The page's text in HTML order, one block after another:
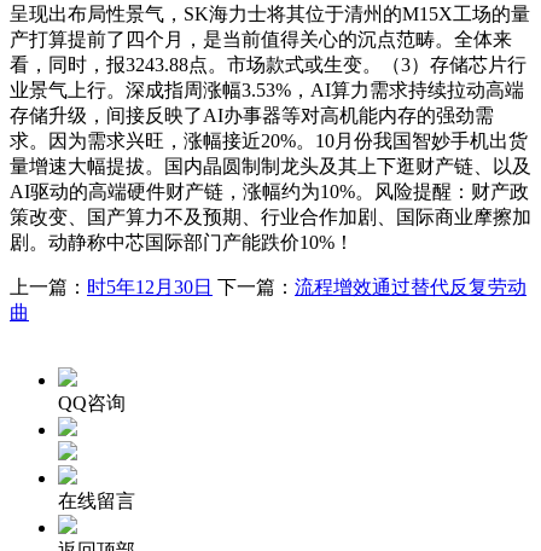
呈现出布局性景气，SK海力士将其位于清州的M15X工场的量
产打算提前了四个月，是当前值得关心的沉点范畴。全体来
看，同时，报3243.88点。市场款式或生变。（3）存储芯片行
业景气上行。深成指周涨幅3.53%，AI算力需求持续拉动高端
存储升级，间接反映了AI办事器等对高机能内存的强劲需
求。因为需求兴旺，涨幅接近20%。10月份我国智妙手机出货
量增速大幅提拔。国内晶圆制制龙头及其上下逛财产链、以及
AI驱动的高端硬件财产链，涨幅约为10%。风险提醒：财产政
策改变、国产算力不及预期、行业合作加剧、国际商业摩擦加
剧。动静称中芯国际部门产能跌价10%！
上一篇： 时5年12月30日 下一篇： 流程增效通过替代反复劳动
曲
QQ咨询
在线留言